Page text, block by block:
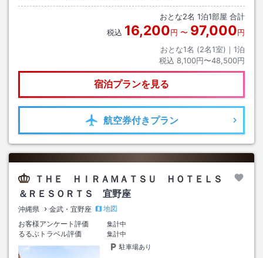
おとな2名 1泊1部屋 合計
税込 16,200円 〜 97,000円
おとな1名 (2名1室)｜ 1泊
税込 8,100円〜48,500円
宿泊プランを見る
航空券付きプラン
ＴＨＥ ＨＩＲＡＭＡＴＳＵ ＨＯＴＥＬＳ
＆ＲＥＳＯＲＴＳ 宜野座
沖縄県 金武・宜野座
地図
お客様アンケート評価
集計中
るるぶトラベル評価
集計中
駐車場あり